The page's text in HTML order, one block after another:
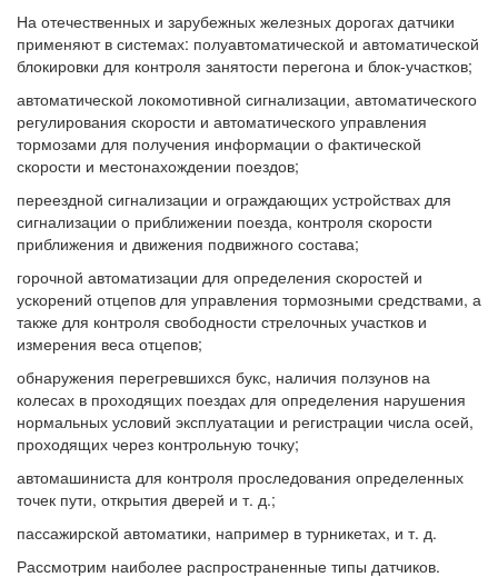
На отечественных и зарубежных железных дорогах датчики
применяют в системах: полуавтоматической и автоматической
блокировки для контроля занятости перегона и блок-участков;
автоматической локомотивной сигнализации, автоматического
регулирования скорости и автоматического управления
тормозами для получения информации о фактической
скорости и местонахождении поездов;
переездной сигнализации и ограждающих устройствах для
сигнализации о приближении поезда, контроля скорости
приближения и движения подвижного состава;
горочной автоматизации для определения скоростей и
ускорений отцепов для управления тормозными средствами, а
также для контроля свободности стрелочных участков и
измерения веса отцепов;
обнаружения перегревшихся букс, наличия ползунов на
колесах в проходящих поездах для определения нарушения
нормальных условий эксплуатации и регистрации числа осей,
проходящих через контрольную точку;
автомашиниста для контроля проследования определенных
точек пути, открытия дверей и т. д.;
пассажирской автоматики, например в турникетах, и т. д.
Рассмотрим наиболее распространенные типы датчиков.